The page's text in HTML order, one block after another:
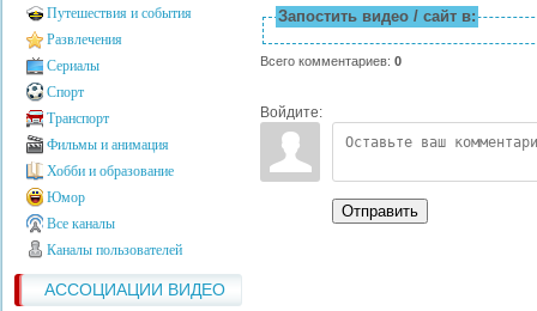
Путешествия и события
Развлечения
Сериалы
Спорт
Транспорт
Фильмы и анимация
Хобби и образование
Юмор
Все каналы
Каналы пользователей
АССОЦИАЦИИ ВИДЕО
Запостить видео / сайт в:
Всего комментариев: 0
Войдите:
Отправить